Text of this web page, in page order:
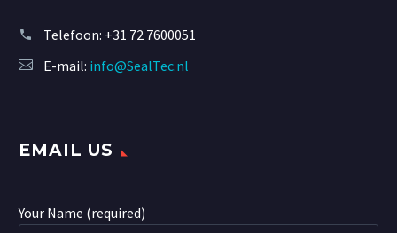
Telefoon: +31 72 7600051
E-mail: info@SealTec.nl
EMAIL US
Your Name (required)